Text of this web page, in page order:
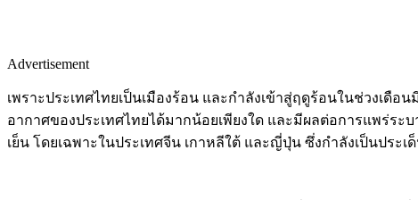
Advertisement
เพราะประเทศไทยเป็นเมืองร้อน และกำลังเข้าสู่ฤดูร้อนในช่วงเดื
อากาศของประเทศไทยได้มากน้อยเพียงใด และมีผลต่อการแพร่ร
เย็น โดยเฉพาะในประเทศจีน เกาหลีใต้ และญี่ปุ่น ซึ่งกำลังเป็นประ